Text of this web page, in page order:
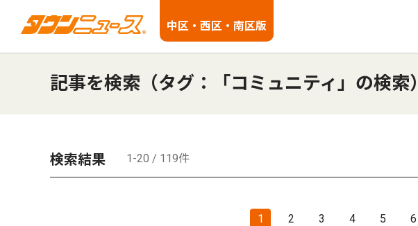
中区・西区・南区版
記事を検索（タグ：「コミュニティ」の検索）
検索結果 1-20 / 119件
1 2 3 4 5 6